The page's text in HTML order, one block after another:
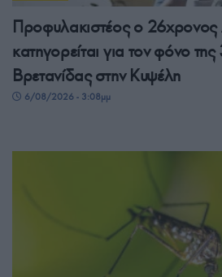
Προφυλακιστέος ο
κατηγορείται για τον φόνο
Βρετανίδας στην Κυψέλη
6/08/2026 - 3:08μμ